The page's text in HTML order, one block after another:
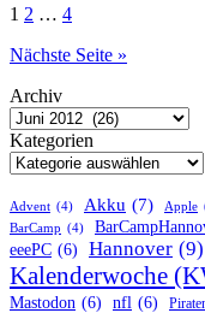
der
Beiträge
1 2 … 4
Nächste Seite »
Archiv
Kategorien
Advent (4) Akku (7) Apple
BarCamp (4)
eeePC (6) Hannover (9)
Kalenderwoche
Mastodon (6) nfl (6)